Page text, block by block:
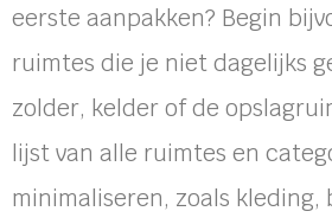
eerste aanpakken? Begin
ruimtes die je niet dagelijks
zolder, kelder of de
lijst van alle ruimtes en
minimaliseren, zoals kleding,